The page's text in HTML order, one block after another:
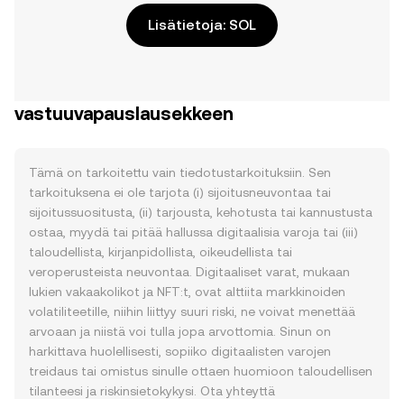
Lisätietoja: SOL
vastuuvapauslausekkeen
Tämä on tarkoitettu vain tiedotustarkoituksiin. Sen
tarkoituksena ei ole tarjota (i) sijoitusneuvontaa tai
sijoitussuositusta, (ii) tarjousta, kehotusta tai kannustusta
ostaa, myydä tai pitää hallussa digitaalisia varoja tai (iii)
taloudellista, kirjanpidollista, oikeudellista tai
veroperusteista neuvontaa. Digitaaliset varat, mukaan
lukien vakaakolikot ja NFT:t, ovat alttiita markkinoiden
volatiliteetille, niihin liittyy suuri riski, ne voivat menettää
arvoaan ja niistä voi tulla jopa arvottomia. Sinun on
harkittava huolellisesti, sopiiko digitaalisten varojen
treidaus tai omistus sinulle ottaen huomioon taloudellisen
tilanteesi ja riskinsietokykysi. Ota yhteyttä